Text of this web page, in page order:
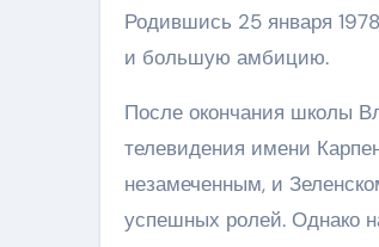
Родившись 25 января
и большую амбицию.
После окончания школы
телевидения имени
незамеченным, и
успешных ролей. Однако